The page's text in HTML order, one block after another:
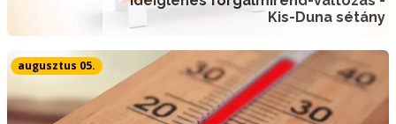
Kis-Duna sétány
augusztus 05.